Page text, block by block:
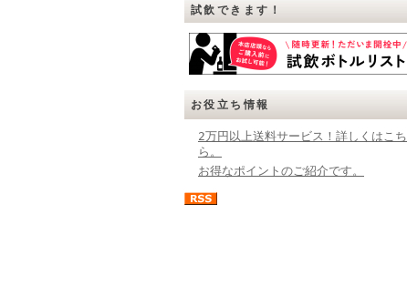
試飲できます！
お役立ち情報
2万円以上送料サービス！詳しくはこち
ら。
お得なポイントのご紹介です。